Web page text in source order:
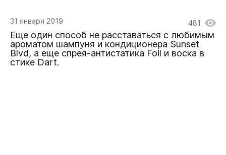
31 января 2019 481
Еще один способ не расставаться с любимым
ароматом шампуня и кондиционера Sunset
Blvd, а еще спрея-антистатика Foil и воска в
стике Dart.